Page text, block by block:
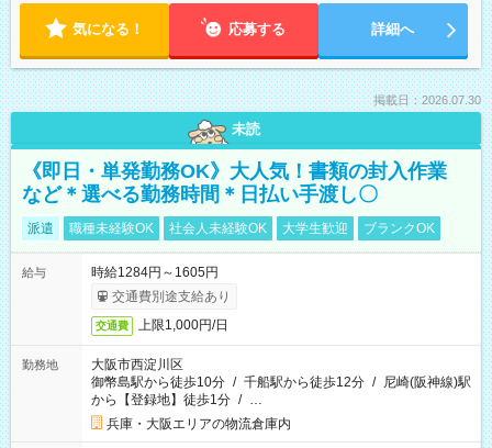
気になる！ 応募する 詳細へ
掲載日：2026.07.30
未読
《即日・単発勤務OK》大人気！書類の封入作業
など＊選べる勤務時間＊日払い手渡し〇
派遣 職種未経験OK 社会人未経験OK 大学生歓迎 ブランクOK
給与
時給1284円～1605円
交通費別途支給あり
交通費 上限1,000円/日
勤務地
大阪市西淀川区
御幣島駅から徒歩10分 / 千船駅から徒歩12分 / 尼崎(阪神線)駅
から【登録地】徒歩1分 / …
兵庫・大阪エリアの物流倉庫内